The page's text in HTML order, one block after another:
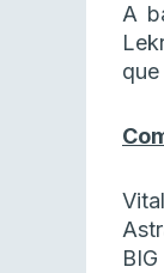
A
BIG